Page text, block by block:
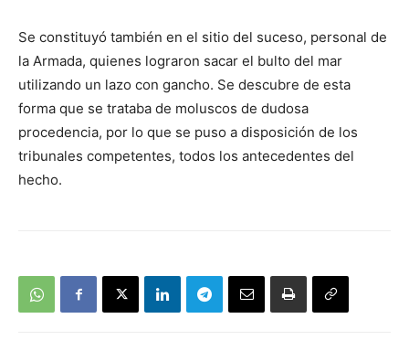
Se constituyó también en el sitio del suceso, personal de
la Armada, quienes lograron sacar el bulto del mar
utilizando un lazo con gancho. Se descubre de esta
forma que se trataba de moluscos de dudosa
procedencia, por lo que se puso a disposición de los
tribunales competentes, todos los antecedentes del
hecho.